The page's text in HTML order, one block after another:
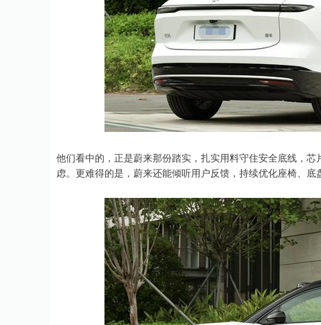
他们看中的，正是蔚来那份踏实，扎实用料守住安全底线，
虑。更难得的是，蔚来还能倾听用户反馈，持续优化座椅、底